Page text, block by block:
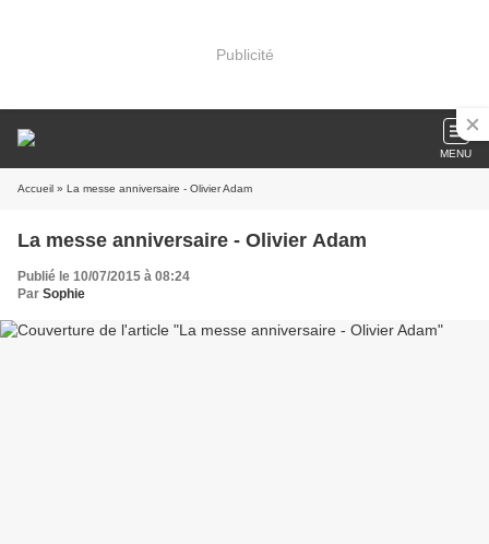
Publicité
MENU
Accueil » La messe anniversaire - Olivier Adam
La messe anniversaire - Olivier Adam
Publié le 10/07/2015 à 08:24
Par Sophie